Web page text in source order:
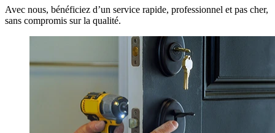
Avec nous, bénéficiez d’un service rapide, professionnel et pas cher,
sans compromis sur la qualité.